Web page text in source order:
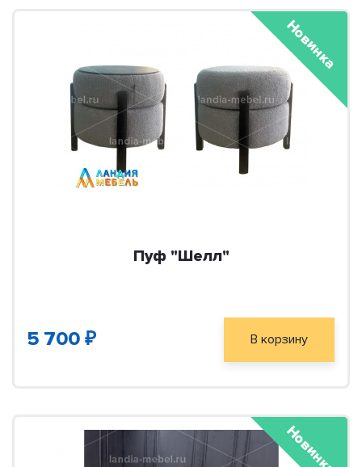
Пуф "Шелл"
5 700 ₽ В корзину
Новинка
Новинка